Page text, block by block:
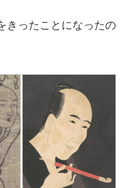
きったことになったの